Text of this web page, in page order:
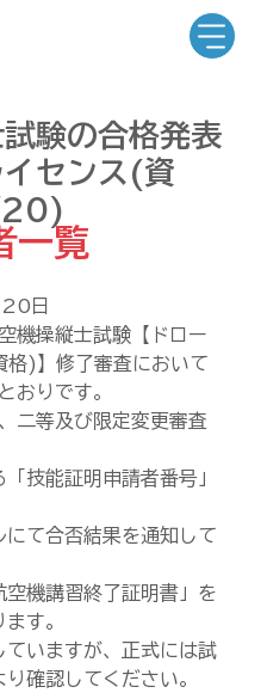
験の合格発表
イセンス(資
一覧
20日
機操縦士試験【ドロー
格)】修了審査において
おりです。
二等及び限定変更審査
技能証明申請者番号」
て合否結果を通知して
機講習終了証明書」を
す。
いますが、正式には試
確認してください。